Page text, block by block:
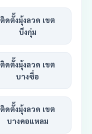
ติดตั้งมุ้งลวด เขต
บึงกุ่ม
ติดตั้งมุ้งลวด เขต
บางซื่อ
ติดตั้งมุ้งลวด เขต
บางคอแหลม